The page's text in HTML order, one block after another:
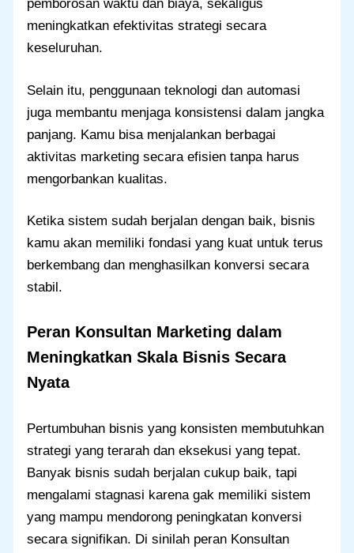
pemborosan waktu dan biaya, sekaligus
meningkatkan efektivitas strategi secara
keseluruhan.
Selain itu, penggunaan teknologi dan automasi
juga membantu menjaga konsistensi dalam jangka
panjang. Kamu bisa menjalankan berbagai
aktivitas marketing secara efisien tanpa harus
mengorbankan kualitas.
Ketika sistem sudah berjalan dengan baik, bisnis
kamu akan memiliki fondasi yang kuat untuk terus
berkembang dan menghasilkan konversi secara
stabil.
Peran Konsultan Marketing dalam
Meningkatkan Skala Bisnis Secara
Nyata
Pertumbuhan bisnis yang konsisten membutuhkan
strategi yang terarah dan eksekusi yang tepat.
Banyak bisnis sudah berjalan cukup baik, tapi
mengalami stagnasi karena gak memiliki sistem
yang mampu mendorong peningkatan konversi
secara signifikan. Di sinilah peran Konsultan